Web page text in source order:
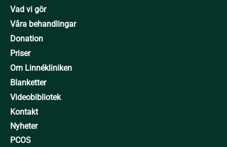
Vad vi gör
Våra behandlingar
Donation
Priser
Om Linnékliniken
Blanketter
Videobibliotek
Kontakt
Nyheter
PCOS